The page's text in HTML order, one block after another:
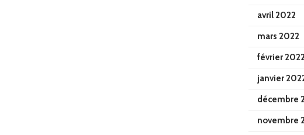
avril 2022
mars 2022
février 2022
janvier
décembre
novembre